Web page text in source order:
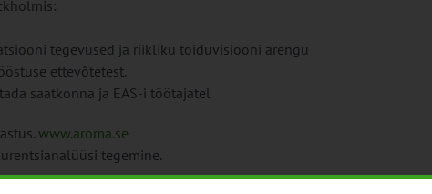
tegevused ja riikliku toiduvisiooni arengu
ettevõtetest.
saatkonna ja EAS-i töötajatel
www.aroma.se
tegemine.